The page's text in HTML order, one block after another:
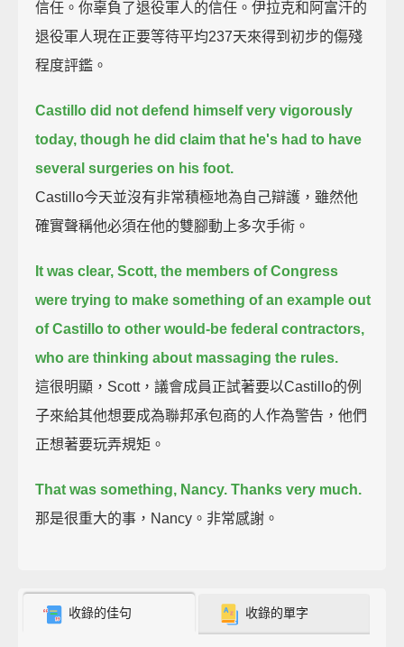
信任。你辜負了退役軍人的信任。伊拉克和阿富汗的
退役軍人現在正要等待平均237天來得到初步的傷殘
程度評鑑。
Castillo did not defend himself very vigorously
today, though he did claim that he's had to have
several surgeries on his foot.
Castillo今天並沒有非常積極地為自己辯護，雖然他
確實聲稱他必須在他的雙腳動上多次手術。
It was clear, Scott, the members of Congress
were trying to make something of an example out
of Castillo to other would-be federal contractors,
who are thinking about massaging the rules.
這很明顯，Scott，議會成員正試著要以Castillo的例
子來給其他想要成為聯邦承包商的人作為警告，他們
正想著要玩弄規矩。
That was something, Nancy. Thanks very much.
那是很重大的事，Nancy。非常感謝。
收錄的佳句 收錄的單字